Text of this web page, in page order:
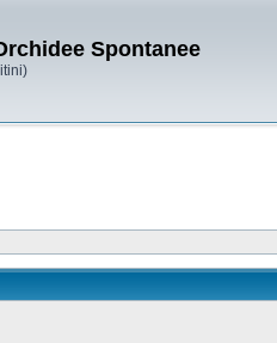
Spontanee